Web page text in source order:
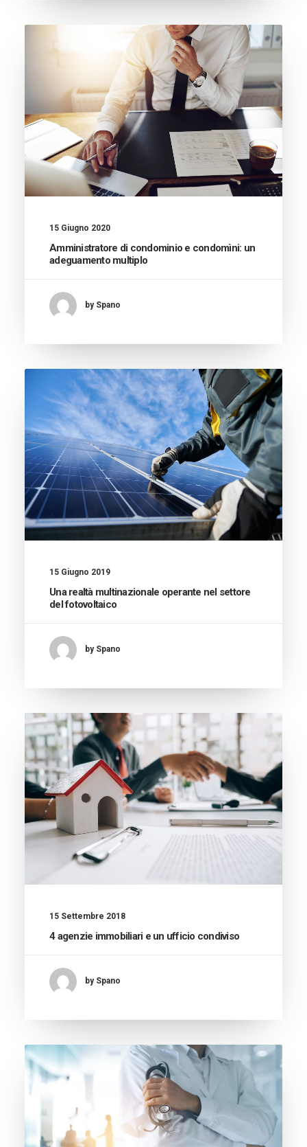
15 Giugno 2020
Amministratore di condominio e condomìni: un
adeguamento multiplo
by Spano
15 Giugno 2019
Una realtà multinazionale operante nel settore
del fotovoltaico
by Spano
15 Settembre 2018
4 agenzie immobiliari e un ufficio condiviso
by Spano